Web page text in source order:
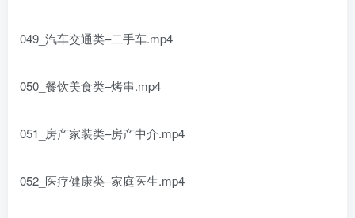
049_汽车交通类–二手车.mp4
050_餐饮美食类–烤串.mp4
051_房产家装类–房产中介.mp4
052_医疗健康类–家庭医生.mp4